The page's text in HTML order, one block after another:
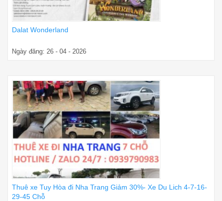
Dalat Wonderland
Ngày đăng: 26 - 04 - 2026
Thuê xe Tuy Hòa đi Nha Trang Giảm 30%- Xe Du Lich 4-7-16-
29-45 Chỗ